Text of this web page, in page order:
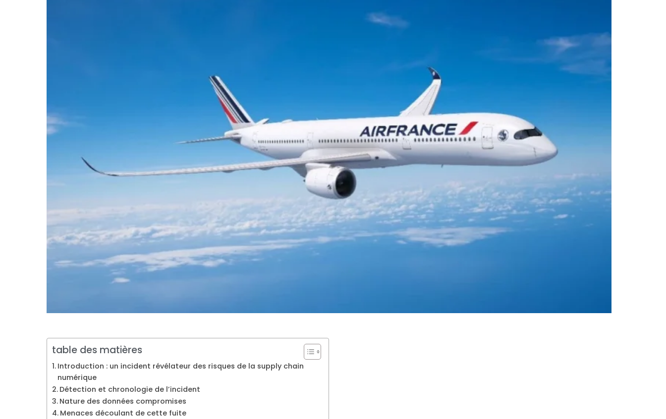
table des matières
Introduction : un incident révélateur des risques de la supply chain
numérique
Détection et chronologie de l’incident
Nature des données compromises
Menaces découlant de cette fuite